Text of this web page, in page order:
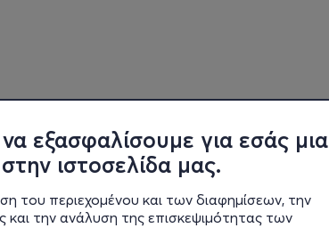
εξασφαλίσουμε για εσάς μια
ιστοσελίδα μας.
του περιεχομένου και των διαφημίσεων, την
και την ανάλυση της επισκεψιμότητας των